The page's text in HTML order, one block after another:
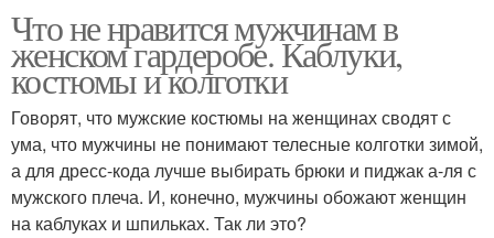
Что не нравится мужчинам в
женском гардеробе. Каблуки,
костюмы и колготки
Говорят, что мужские костюмы на женщинах сводят с
ума, что мужчины не понимают телесные колготки зимой,
а для дресс-кода лучше выбирать брюки и пиджак а-ля с
мужского плеча. И, конечно, мужчины обожают женщин
на каблуках и шпильках. Так ли это?